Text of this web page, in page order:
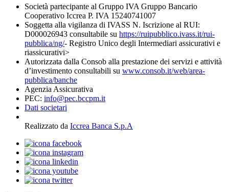
Società partecipante al Gruppo IVA Gruppo Bancario
Cooperativo Iccrea P. IVA 15240741007
Soggetta alla vigilanza di IVASS N. Iscrizione al RUI:
D000026943 consultabile su https://ruipubblico.ivass.it/rui-
pubblica/ng/- Registro Unico degli Intermediari assicurativi e
riassicurativi>
Autorizzata dalla Consob alla prestazione dei servizi e attività
d’investimento consultabili su www.consob.it/web/area-
pubblica/banche
Agenzia Assicurativa
PEC: info@pec.bccpm.it
Dati societari
Realizzato da Iccrea Banca S.p.A